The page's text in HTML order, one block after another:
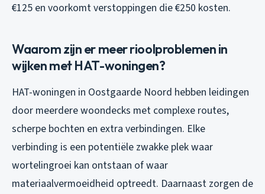
€125 en voorkomt verstoppingen die €250 kosten.
Waarom zijn er meer rioolproblemen in
wijken met HAT-woningen?
HAT-woningen in Oostgaarde Noord hebben leidingen
door meerdere woondecks met complexe routes,
scherpe bochten en extra verbindingen. Elke
verbinding is een potentiële zwakke plek waar
wortelingroei kan ontstaan of waar
materiaalvermoeidheid optreedt. Daarnaast zorgen de